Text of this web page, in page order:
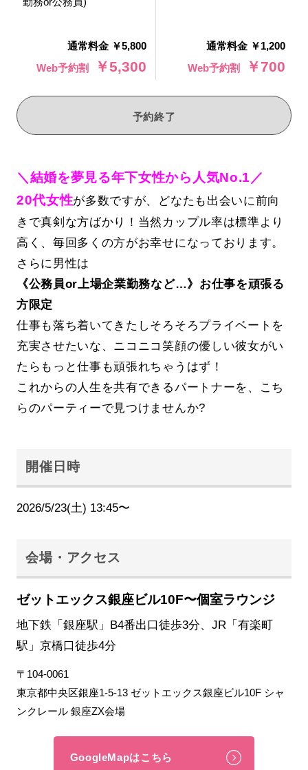
通常料金 ￥5,800
Web予約割
￥5,300
通常料金 ￥1,200
Web予約割
￥700
予約終了
＼結婚を夢見る年下女性から人気No.1／
20代女性が多数ですが、どなたも出会いに前向
きで真剣な方ばかり！当然カップル率は標準より
高く、毎回多くの方がお幸せになっております。
さらに男性は
《公務員or上場企業勤務など…》お仕事を頑張る
方限定
仕事も落ち着いてきたしそろそろプライベートを
充実させたいな、ニコニコ笑顔の優しい彼女がい
たらもっと仕事も頑張れちゃうはず！
これからの人生を共有できるパートナーを、こち
らのパーティーで見つけませんか?
開催日時
2026/5/23(土) 13:45〜
会場・アクセス
ゼットエックス銀座ビル10F〜個室ラウンジ
地下鉄「銀座駅」B4番出口徒歩3分、JR「有楽町
駅」京橋口徒歩4分
〒104-0061
東京都中央区銀座1-5-13 ゼットエックス銀座ビル10F シャ
ンクレール 銀座ZX会場
GoogleMapはこちら